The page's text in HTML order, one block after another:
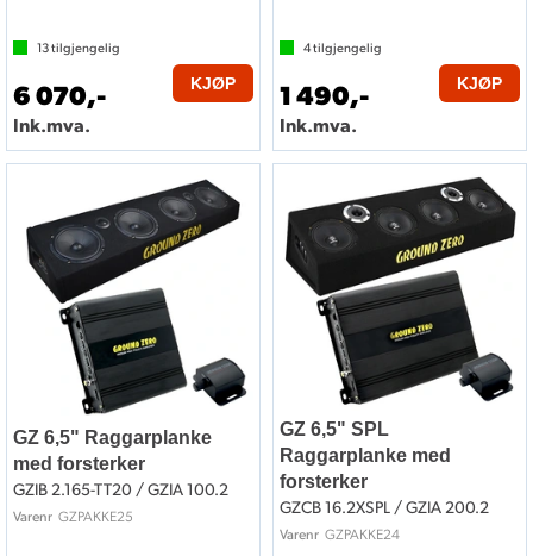
13tilgjengelig
6 070,-
Ink.mva.
KJØP
4tilgjengelig
1 490,-
Ink.mva.
KJØP
GZ 6,5" Raggarplanke
med forsterker
GZIB 2.165-TT20 / GZIA 100.2
Varenr GZPAKKE25
GZ 6,5" SPL
Raggarplanke med
forsterker
GZCB 16.2XSPL / GZIA 200.2
Varenr GZPAKKE24